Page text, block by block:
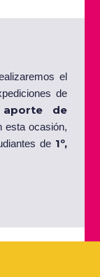
el
de
aporte de
esta ocasión,
de 1º,